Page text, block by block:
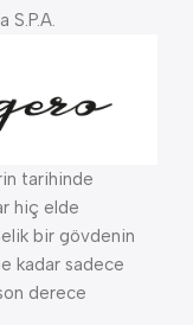
S.P.A.
tarihinde
hiç elde
bir gövdenin
kadar sadece
derece